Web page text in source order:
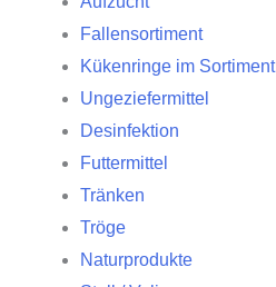
Fallensortiment
Kükenringe im Sortiment
Ungeziefermittel
Desinfektion
Futtermittel
Tränken
Tröge
Naturprodukte